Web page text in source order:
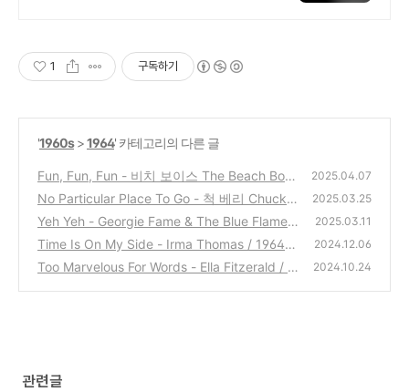
1 구독하기
'1960s>1964' 카테고리의 다른 글
Fun, Fun, Fun - 비치 보이스 The Beach Boys
/ 1964
(0)
2025.04.07
No Particular Place To Go - 척 베리 Chuck B
erry / 1964
(0)
2025.03.25
Yeh Yeh - Georgie Fame & The Blue Flames
/ 1964
(3)
2025.03.11
Time Is On My Side - Irma Thomas / 1964
(1)
2024.12.06
Too Marvelous For Words - Ella Fitzerald / 1
2024.10.24
관련글